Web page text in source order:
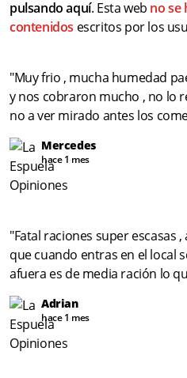
pulsando aquí. Esta web no se
contenidos escritos por los
"Muy frio , mucha humedad
y nos cobraron mucho , no lo
no a ver mirado antes los
Mercedes
hace 1 mes
"Fatal raciones super escasas
que cuando entras en el local
afuera es de media ración lo
Adrian
hace 1 mes